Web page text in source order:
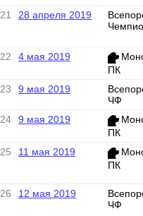
21 28 апреля 2019
22 4 мая 2019
ПК
23
9 мая 2019
ЧФ
24
9 мая 2019
ПК
25
11 мая 2019
ПК
26 12 мая 2019
ЧФ